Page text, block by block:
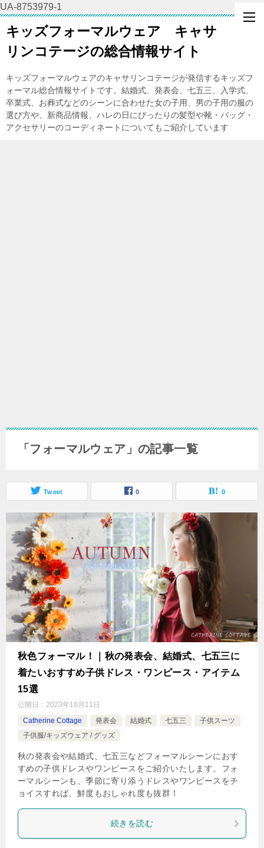
UA-8753979-1
キッズフォーマルウェア キャサ
リンコテージの総合情報サイト
キッズフォーマルウェアのキャサリンコテージが発信するキッズフ
ォーマル総合情報サイトです。結婚式、発表会、七五三、入学式、
卒業式、お葬式などのシーンに合わせた女の子用、男の子用の服の
選び方や、新商品情報、ハレの日にぴったりの髪型や靴・バッグ・
アクセサリーのコーディネートについてもご紹介しています
「フォーマルウェア」の記事一覧
Tweet 0 0
秋色フォーマル！｜秋の発表会、結婚式、七五三に
着たいおすすめ子供ドレス・ワンピース・アイテム
15選
公開日： 2023年10月11日
Catherine Cottage
発表会 結婚式 七五三
子供スーツ
子供服/キッズウェア / グッズ
秋の発表会や結婚式、七五三などフォーマルシーンにおす
すめの子供ドレスやワンピースをご紹介いたします。フォ
ーマルシーンも、季節に寄り添うドレスやワンピースをチ
ョイスすれば、鮮度もおしゃれ度も抜群！
続きを読む